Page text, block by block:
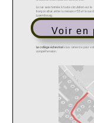
Voir en